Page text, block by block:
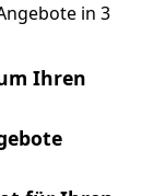
in 3
Ihren